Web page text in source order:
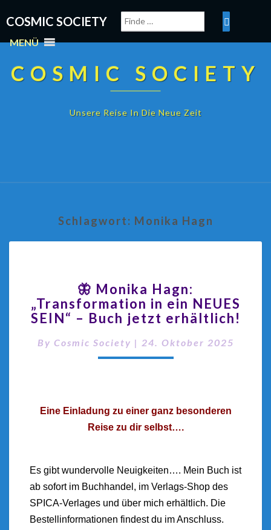
COSMIC SOCIETY
MENÜ
COSMIC SOCIETY
Unsere Reise In Die Neue Zeit
Schlagwort: Monika Hagn
🦋 Monika Hagn:
„Transformation in ein NEUES
SEIN“ – Buch jetzt erhältlich!
By Cosmic Society | 24. Oktober 2025
Eine Einladung zu einer ganz besonderen
Reise zu dir selbst….
Es gibt wundervolle Neuigkeiten…. Mein Buch ist
ab sofort im Buchhandel, im Verlags-Shop des
SPICA-Verlages und über mich erhältlich. Die
Bestellinformationen findest du im Anschluss.